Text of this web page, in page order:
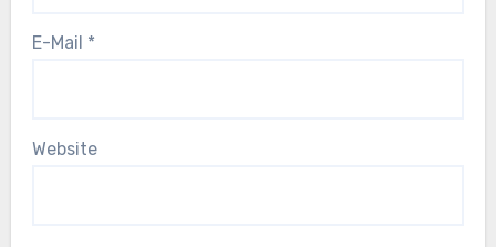
E-Mail *
Website